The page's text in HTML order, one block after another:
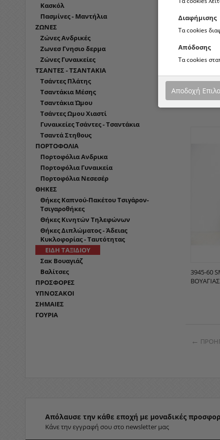
Κασκόλ
Πασμίνες - Μαντήλια
ΖΩΝΕΣ
Ζώνες Ανδρικές
Ζωνεσ Γνησιο δερμα
Ζώνες Γυναικείες
ΤΣΑΝΤΕΣ - ΤΣΑΝΤΑΚΙΑ
Τσάντες Πλάτης
Τσαντάκια Μέσης
Τσαντάκια Ώμου
Τσάντες Ωμου Χιαστί
Γυναικείες Τσάντες - Τσαντάκια
Τσαντά Στηθους
ΠΟΡΤΟΦΟΛΙΑ
Πορτοφόλια Ανδρικα
Πορτοφόλια Γυναικεία
Πορτοφόλια Νεσεσέρ
ΘΗΚΕΣ
Θήκες Καπνού-Πακέτου Τσιγάρον-
Τσιγαροθήκες
Θήκες Κινητών Τηλεφώνων
Θήκες Διπλώματος - Άδειας
Κυκλοφορίας - Ταυτότητας
ΕΙΔΗ ΤΑΞΙΔΙΟΥ
Σακ Βουαγιάζ
Βαλίτσες
ΠΡΟΣΦΟΡΕΣ
ΥΠΝΟΣΑΚΟΙ
ΣΗΜΑΙΕΣ
ΓΟΥΡΙΑ
569-4
3945-60
ΒΟΥΑΓΙΆΣ
Απόλαυσε την κάθε εποχή με μοναδικές
Κάνε την εγγραφή σου στο newsletter μας
Διαφήμισης
Τα cookies
Απόδοσης
Τα cookies
Αποδοχή